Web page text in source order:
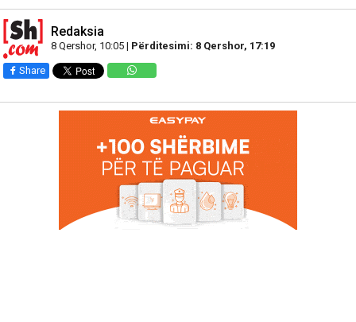
Redaksia
8 Qershor, 10:05 | Përditesimi: 8 Qershor, 17:19
Share